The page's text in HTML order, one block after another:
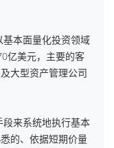
本面量化投资领域
亿美元，主要的客
大型资产管理公司
来系统地执行基本
的、依据短期价量